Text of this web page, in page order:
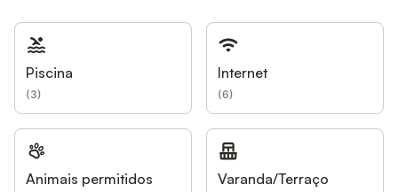
Piscina
(3)
Internet
(6)
Animais permitidos Varanda/Terraço